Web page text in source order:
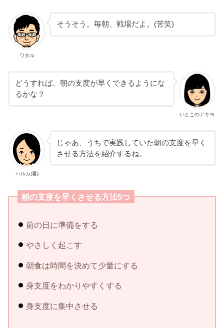
ワタル
そうそう。毎朝、戦場だよ。(苦笑)
いとこのアキヨ
どうすれば、朝の支度が早くできるようにな
るかな？
ハルカ(妻)
じゃあ、うちで実践していた朝の支度を早く
させる方法を紹介するね。
朝の支度を早くさせる方法5つ
前の日に準備をする
やさしく起こす
朝食は時間を決めて少量にする
身支度をわかりやすくする
身支度に集中させる